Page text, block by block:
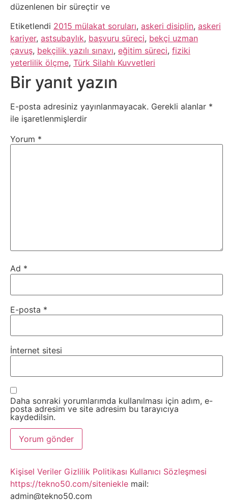
düzenlenen bir süreçtir ve
Etiketlendi 2015 mülakat soruları, askeri disiplin, askeri
kariyer, astsubaylık, başvuru süreci, bekçi uzman
çavuş, bekçilik yazılı sınavı, eğitim süreci, fiziki
yeterlilik ölçme, Türk Silahlı Kuvvetleri
Bir yanıt yazın
E-posta adresiniz yayınlanmayacak. Gerekli alanlar *
ile işaretlenmişlerdir
Yorum *
Ad *
E-posta *
İnternet sitesi
Daha sonraki yorumlarımda kullanılması için adım, e-
posta adresim ve site adresim bu tarayıcıya
kaydedilsin.
Kişisel Veriler Gizlilik Politikası Kullanıcı Sözleşmesi
https://tekno50.com/siteniekle mail:
admin@tekno50.com